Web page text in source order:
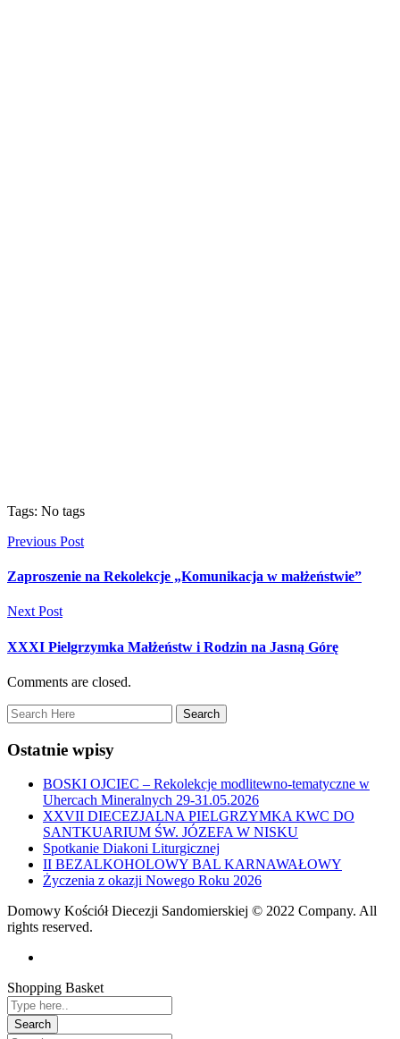
Tags: No tags
Previous Post
Zaproszenie na Rekolekcje „Komunikacja w małżeństwie”
Next Post
XXXI Pielgrzymka Małżeństw i Rodzin na Jasną Górę
Comments are closed.
Ostatnie wpisy
BOSKI OJCIEC – Rekolekcje modlitewno-tematyczne w
Uhercach Mineralnych 29-31.05.2026
XXVII DIECEZJALNA PIELGRZYMKA KWC DO
SANTKUARIUM ŚW. JÓZEFA W NISKU
Spotkanie Diakoni Liturgicznej
II BEZALKOHOLOWY BAL KARNAWAŁOWY
Życzenia z okazji Nowego Roku 2026
Domowy Kościół Diecezji Sandomierskiej © 2022 Company. All
rights reserved.
Shopping Basket